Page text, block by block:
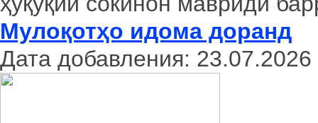
Мулоқотҳо идома доранд
Дата добавления: 23.07.2026